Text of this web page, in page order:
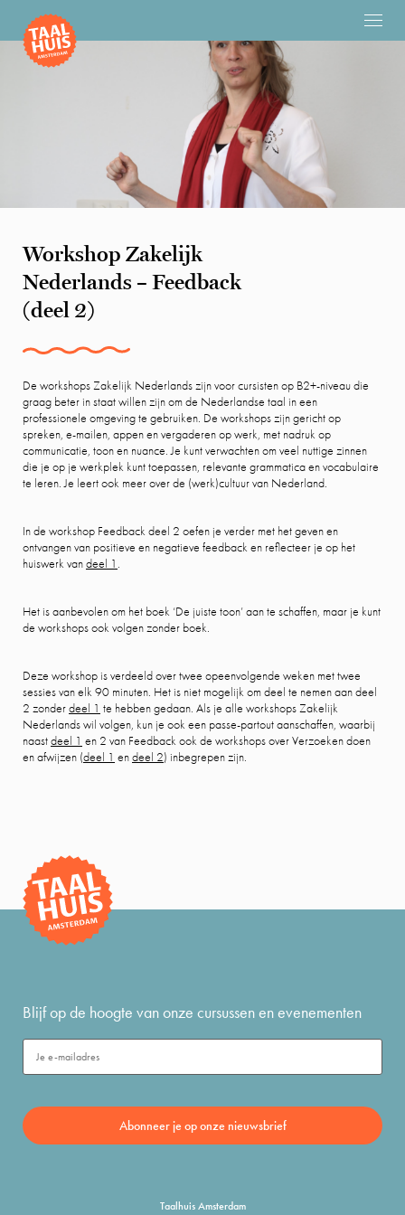
Workshop Zakelijk
Nederlands – Feedback
(deel 2)
De workshops Zakelijk Nederlands zijn voor cursisten op B2+-niveau die
graag beter in staat willen zijn om de Nederlandse taal in een
professionele omgeving te gebruiken. De workshops zijn gericht op
spreken, e-mailen, appen en vergaderen op werk, met nadruk op
communicatie, toon en nuance. Je kunt verwachten om veel nuttige zinnen
die je op je werkplek kunt toepassen, relevante grammatica en vocabulaire
te leren. Je leert ook meer over de (werk)cultuur van Nederland.
In de workshop Feedback deel 2 oefen je verder met het geven en
ontvangen van positieve en negatieve feedback en reflecteer je op het
huiswerk vandeel 1 .
Het is aanbevolen om het boek ‘De juiste toon’ aan te schaffen, maar je kunt
de workshops ook volgen zonder boek.
Deze workshop is verdeeld over twee opeenvolgende weken met twee
sessies van elk 90 minuten. Het is niet mogelijk om deel te nemen aan deel
2 zonderdeel 1 te hebben gedaan. Als je alle workshops Zakelijk
Nederlands wil volgen, kun je ook een passe-partout aanschaffen, waarbij
naastdeel 1 en 2 van Feedback ook de workshops over Verzoeken doen
en afwijzen (deel 1 endeel 2) inbegrepen zijn.
Blijf op de hoogte van onze cursussen en evenementen
Taalhuis Amsterdam